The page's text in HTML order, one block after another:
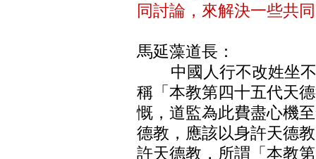
同討論，來解決一些共
馬延藻道長：
中國人行不改姓坐不
稱「本教第四十五代天
慨，道監為此費盡心機
德教，應該以身許天德
許天德教，所謂「本教